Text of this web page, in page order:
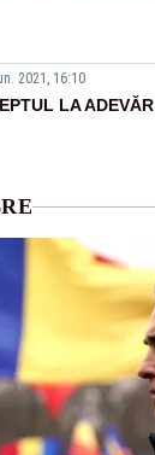
2021, 16:10
LA ADEVĂR